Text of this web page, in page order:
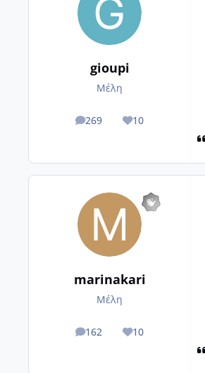
gioupi
Μέλη
269
posts 10
Reputation
marinakari
Μέλη
162
posts 10
Reputation